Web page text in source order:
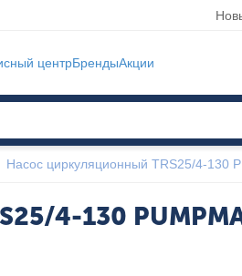
центрБрендыАкции
Насос циркуляционный TRS25/4-130
4-130